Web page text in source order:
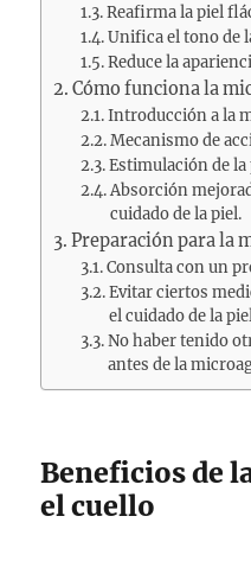
Reafirma la piel
Unifica el tono de
Reduce la
Cómo funciona la
Introducción a la
Mecanismo de
Estimulación de
Absorción
cuidado de la piel.
Preparación para la
Consulta con un
Evitar ciertos
el cuidado de la
No haber tenido
antes de la
Beneficios de
el cuello